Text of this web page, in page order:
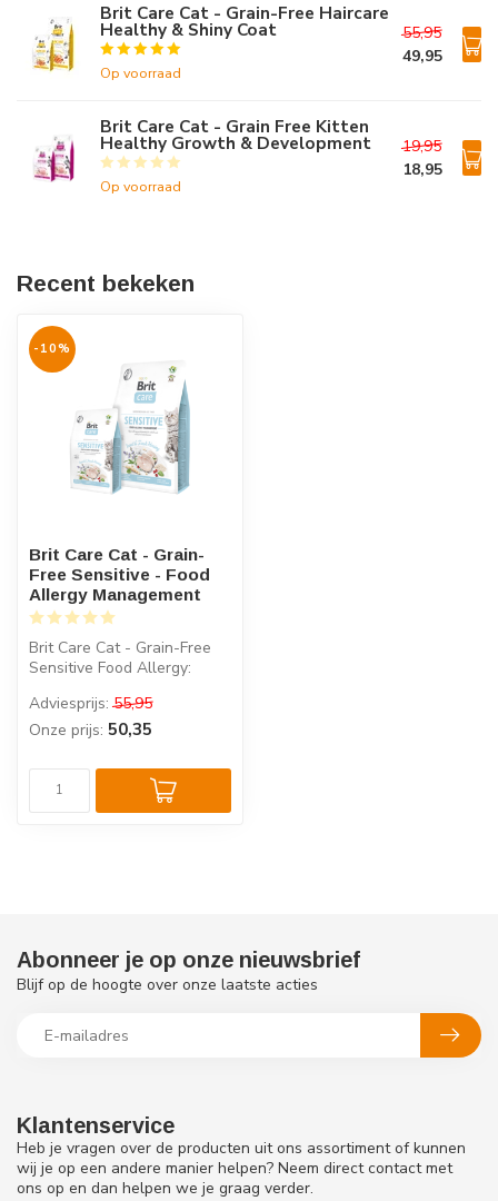
Brit Care Cat - Grain-Free Haircare
Healthy & Shiny Coat
Op voorraad
55,95
49,95
Brit Care Cat - Grain Free Kitten
Healthy Growth & Development
Op voorraad
19,95
18,95
Recent bekeken
-10%
Brit Care Cat - Grain-
Free Sensitive - Food
Allergy Management
Brit Care Cat - Grain-Free
Sensitive Food Allergy:
ka...
Adviesprijs: 55,95
Onze prijs: 50,35
Klantenservice
Heb je vragen over de producten uit ons assortiment of kunnen
wij je op een andere manier helpen? Neem direct contact met
ons op en dan helpen we je graag verder.
Abonneer je op onze nieuwsbrief
Blijf op de hoogte over onze laatste acties